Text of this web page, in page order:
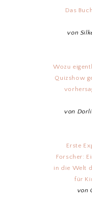
Das
von
Wozu
Quizshow
von
Erste
Forscher:
in die Welt
für
von